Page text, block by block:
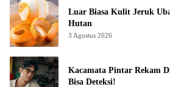
Luar Biasa Kulit Jeruk
Hutan
3 Agustus 2026
Kacamata Pintar Rekam
Bisa Deteksi!